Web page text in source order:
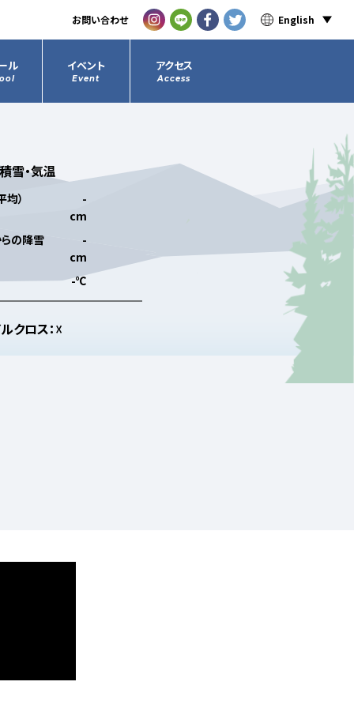
お問い合わせ English
ル イベント
Event
アクセス
Access
積雪・気温
均）
-
cm
の降雪
-
cm
-℃
クロス：☓